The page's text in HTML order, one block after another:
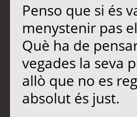
Penso que si és
menystenir pas
Què ha de
vegades la seva
allò que no es
absolut és just.